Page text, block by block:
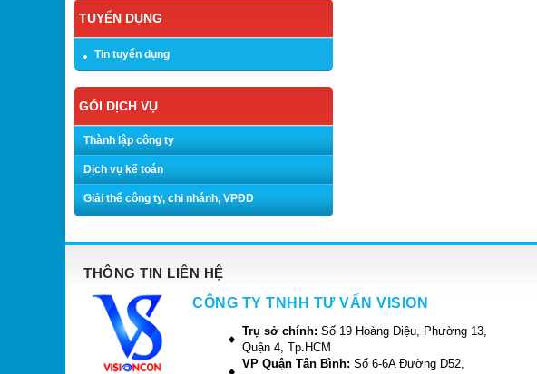
TUYỂN DỤNG
Tin tuyển dụng
GÓI DỊCH VỤ
Thành lập công ty
Dịch vụ kế toán
Giải thể công ty, chi nhánh, VPĐD
THÔNG TIN LIÊN HỆ
CÔNG TY TNHH TƯ VẤN VISION
Trụ sở chính: Số 19 Hoàng Diệu, Phường 13,
Quận 4, Tp.HCM
VP Quận Tân Bình: Số 6-6A Đường D52,